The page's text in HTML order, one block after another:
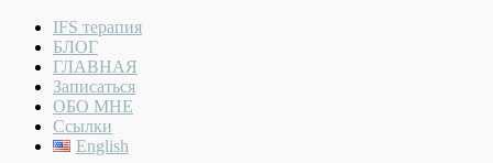
IFS терапия
БЛОГ
ГЛАВНАЯ
Записаться
ОБО МНЕ
Ссылки
English